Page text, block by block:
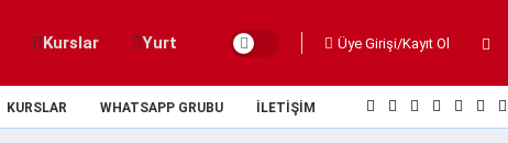
Kurslar Yurt Üye Girişi/Kayıt Ol
KURSLAR WHATSAPP GRUBU İLETIŞIM